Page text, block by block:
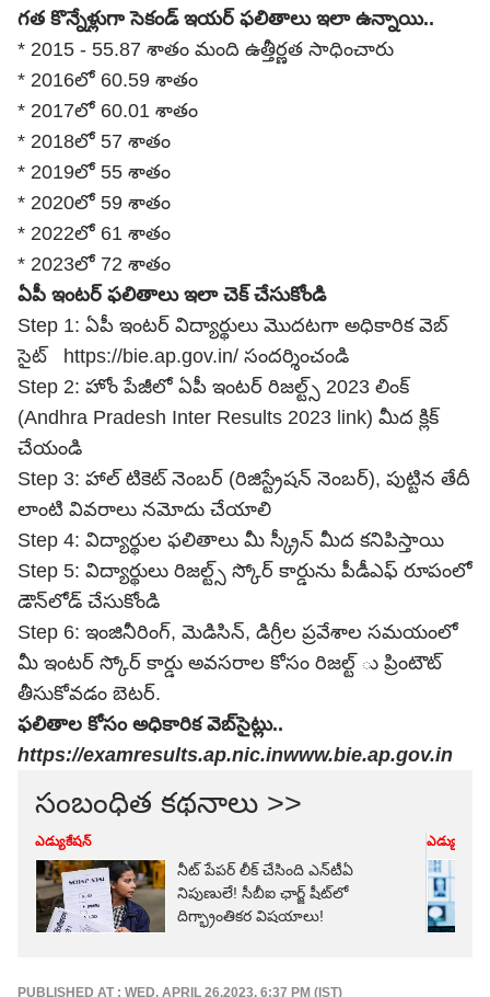
గత కొన్నేళ్లుగా సెకండ్‌ ఇయర్‌ ఫలితాలు ఇలా ఉన్నాయి..
* 2015 - 55.87 శాతం మంది ఉత్తీర్ణత సాధించారు
* 2016లో 60.59 శాతం
* 2017లో 60.01 శాతం
* 2018లో 57 శాతం
* 2019లో 55 శాతం
* 2020లో 59 శాతం
* 2022లో 61 శాతం
* 2023లో 72 శాతం
ఏపీ ఇంటర్ ఫలితాలు ఇలా చెక్ చేసుకోండి
Step 1: ఏపీ ఇంటర్ విద్యార్థులు మొదటగా అధికారిక వెబ్
సైట్ https://bie.ap.gov.in/ సందర్శించండి
Step 2: హోం పేజీలో ఏపీ ఇంటర్ రిజల్ట్స్ 2023 లింక్
(Andhra Pradesh Inter Results 2023 link) మీద క్లిక్
చేయండి
Step 3: హాల్ టికెట్ నెంబర్ (రిజిస్ట్రేషన్ నెంబర్), పుట్టిన తేదీ
లాంటి వివరాలు నమోదు చేయాలి
Step 4: విద్యార్థుల ఫలితాలు మీ స్క్రీన్ మీద కనిపిస్తాయి
Step 5: విద్యార్థులు రిజల్ట్స్‌ స్కోర్ కార్డును పీడీఎఫ్ రూపంలో
డౌన్‌లోడ్ చేసుకోండి
Step 6: ఇంజినీరింగ్, మెడిసిన్, డిగ్రీల ప్రవేశాల సమయంలో
మీ ఇంటర్ స్కోర్ కార్డు అవసరాల కోసం రిజల్ట్ ు ప్రింటౌట్
తీసుకోవడం బెటర్.
ఫలితాల కోసం అధికారిక వెబ్‌సైట్లు..
https://examresults.ap.nic.inwww.bie.ap.gov.in
సంబంధిత కథనాలు >>
ఎడ్యుకేషన్
నీట్ పేపర్‌ లీక్ చేసింది ఎన్‌టీఏ
నిపుణులే! సీబీఐ ఛార్జ్ షీట్‌లో
దిగ్భ్రాంతికర విషయాలు!
ఎడ్యుకేషన్
PUBLISHED AT : WED, APRIL 26,2023, 6:37 PM (IST)